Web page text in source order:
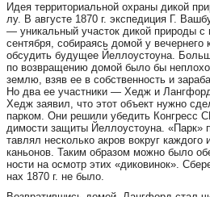
Идея тер­ри­то­ри­аль­ной ох­ра­ны ди­кой
лу. В ав­гус­те 1870 г. экс­пе­ди­ция Г.
— уни­каль­ный учас­ток ди­кой при­ро­ды с
сен­тяб­ря, со­би­ра­ясь до­мой у ве­чер­не­го
об­су­дить бу­ду­щее Йел­ло­ус­то­у­на.
по возв­ра­ще­нию до­мой бы­ло бы
зем­лю, взяв ее в собствен­ность и
Но два ее участ­ни­ки — Хедж и
Хедж за­я­вил, что этот объ­ект нуж­но
пар­ком. Они ре­ши­ли убе­дить Конг­ресс
ди­мос­ти за­щи­ты Йел­ло­ус­то­у­на.
тав­лял нес­коль­ко ак­ров вок­руг каж­до­го
кань­о­нов. Та­ким об­ра­зом мож­но бы­ло
нос­ти на ос­мотр этих «ди­ко­ви­нок».
нах 1870 г. не бы­ло.